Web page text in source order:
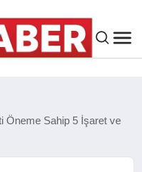
Öneme Sahip 5 İşaret ve